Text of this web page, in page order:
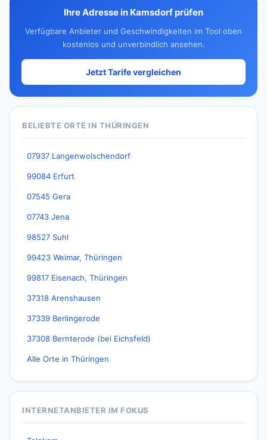
Ihre Adresse in Kamsdorf prüfen
Verfügbare Anbieter und Geschwindigkeiten im Tool oben
kostenlos und unverbindlich ansehen.
Jetzt Tarife vergleichen
BELIEBTE ORTE IN THÜRINGEN
07937 Langenwolschendorf
99084 Erfurt
07545 Gera
07743 Jena
98527 Suhl
99423 Weimar, Thüringen
99817 Eisenach, Thüringen
37318 Arenshausen
37339 Berlingerode
37308 Bernterode (bei Eichsfeld)
Alle Orte in Thüringen
INTERNETANBIETER IM FOKUS